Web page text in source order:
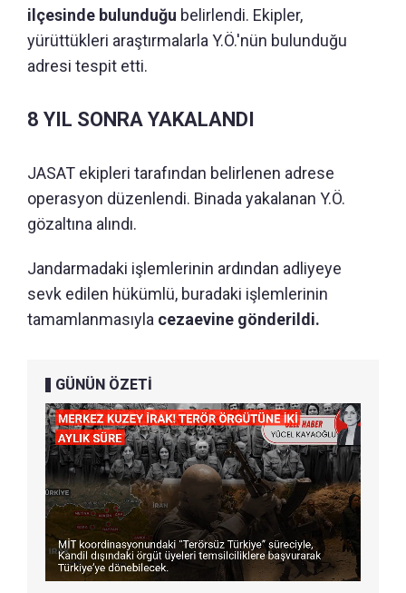
ilçesinde bulunduğu belirlendi. Ekipler,
yürüttükleri araştırmalarla Y.Ö.'nün bulunduğu
adresi tespit etti.
8 YIL SONRA YAKALANDI
JASAT ekipleri tarafından belirlenen adrese
operasyon düzenlendi. Binada yakalanan Y.Ö.
gözaltına alındı.
Jandarmadaki işlemlerinin ardından adliyeye
sevk edilen hükümlü, buradaki işlemlerinin
tamamlanmasıyla cezaevine gönderildi.
GÜNÜN ÖZETİ